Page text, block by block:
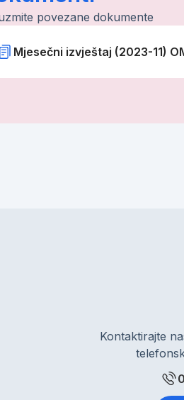
povezane dokumente
Mjesečni izvještaj (2023-11)
Kontaktirajte